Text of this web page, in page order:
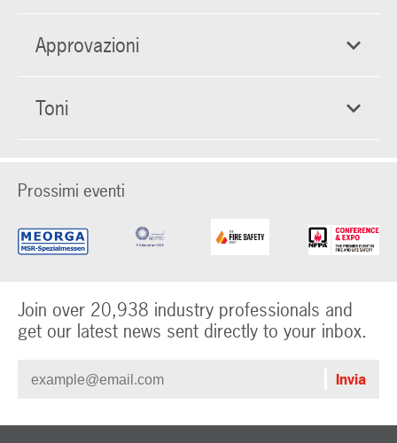
Approvazioni
Toni
Prossimi eventi
Join over 20,938 industry professionals and
get our latest news sent directly to your inbox.